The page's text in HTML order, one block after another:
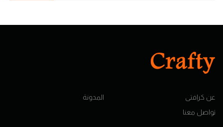
عن كرافتى
المدونة
تواصل معنا